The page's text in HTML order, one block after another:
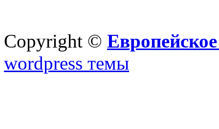
Copyright ©
wordpress темы